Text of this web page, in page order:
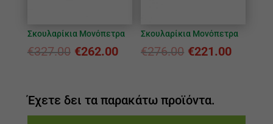
Σκουλαρίκια Μονόπετρα
€327.00 €262.00
Σκουλαρίκια Μονόπετρα
€276.00 €221.00
Έχετε δει τα παρακάτω προϊόντα.